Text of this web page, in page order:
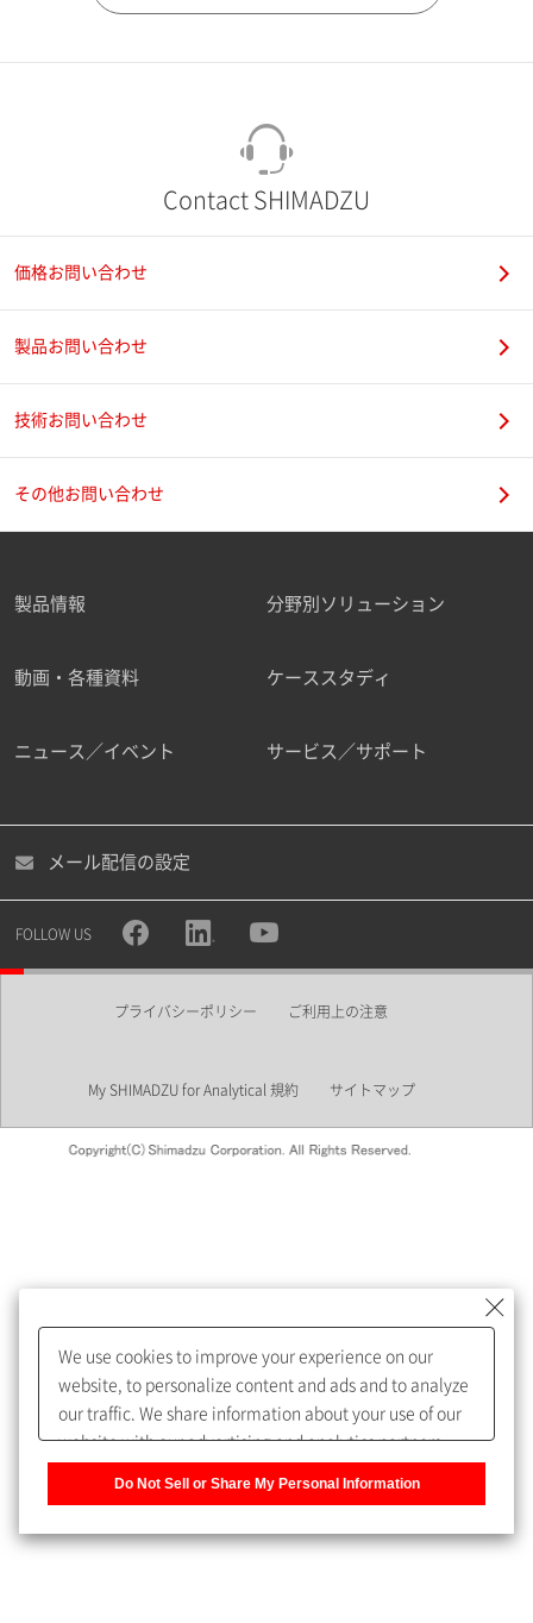
ご勤務先
職種
めします。
My SHIMADZU for Analyticalへ登録いただくと、技術情報や
取扱説明書・Webinarなどの閲覧ができます。
うになります。
Contact SHIMADZU
価格お問い合わせ
製品お問い合わせ
技術お問い合わせ
その他お問い合わせ
製品情報 分野別ソリューション
動画・各種資料 ケーススタディ
ニュース／イベント サービス／サポート
メール配信の設定
FOLLOW US
プライバシーポリシー ご利用上の注意
My SHIMADZU for Analytical 規約 サイトマップ
We use cookies to improve your experience on our
website, to personalize content and ads and to analyze
our traffic. We share information about your use of our
website with our advertising and analytics partners,
Do Not Sell or Share My Personal Information